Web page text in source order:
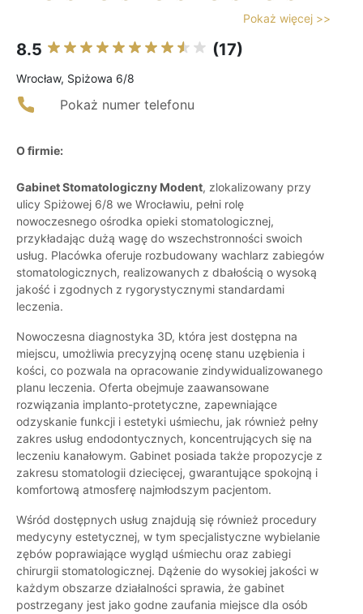
Pokaż więcej >>
8.5 (17)
Wrocław, Spiżowa 6/8
Pokaż numer telefonu
O firmie:
Gabinet Stomatologiczny Modent, zlokalizowany przy
ulicy Spiżowej 6/8 we Wrocławiu, pełni rolę
nowoczesnego ośrodka opieki stomatologicznej,
przykładając dużą wagę do wszechstronności swoich
usług. Placówka oferuje rozbudowany wachlarz zabiegów
stomatologicznych, realizowanych z dbałością o wysoką
jakość i zgodnych z rygorystycznymi standardami
leczenia.
Nowoczesna diagnostyka 3D, która jest dostępna na
miejscu, umożliwia precyzyjną ocenę stanu uzębienia i
kości, co pozwala na opracowanie zindywidualizowanego
planu leczenia. Oferta obejmuje zaawansowane
rozwiązania implanto-protetyczne, zapewniające
odzyskanie funkcji i estetyki uśmiechu, jak również pełny
zakres usług endodontycznych, koncentrujących się na
leczeniu kanałowym. Gabinet posiada także propozycje z
zakresu stomatologii dziecięcej, gwarantujące spokojną i
komfortową atmosferę najmłodszym pacjentom.
Wśród dostępnych usług znajdują się również procedury
medycyny estetycznej, w tym specjalistyczne wybielanie
zębów poprawiające wygląd uśmiechu oraz zabiegi
chirurgii stomatologicznej. Dążenie do wysokiej jakości w
każdym obszarze działalności sprawia, że gabinet
postrzegany jest jako godne zaufania miejsce dla osób